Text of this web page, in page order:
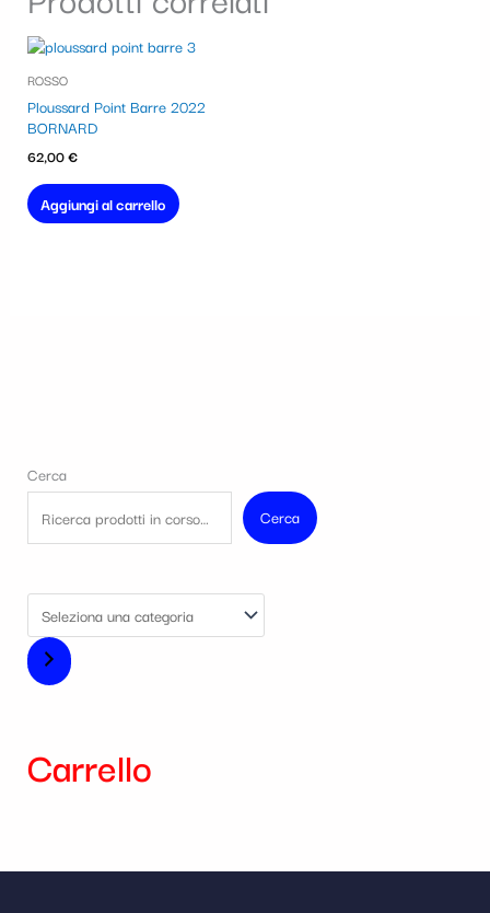
ROSSO
Ploussard Point Barre 2022
BORNARD
62,00€
Aggiungi al carrello
Cerca
Cerca
Carrello